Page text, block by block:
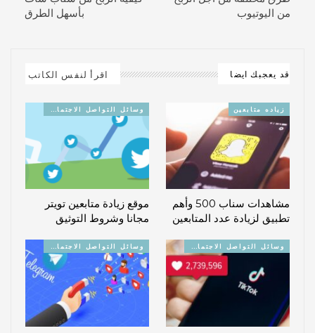
من اليوتيوب
بأسهل الطرق
قد يعجبك ايضا اقرأ لنفس الكاتب
زياده متابعين
مشاهدات سناب 500 وأهم
تطبيق لزيادة عدد المتابعين
وسائل التواصل الاجتماعي
موقع زيادة متابعين تويتر
مجانا وشروط التوثيق
وسائل التواصل الاجتماعي وسائل التواصل الاجتماعي